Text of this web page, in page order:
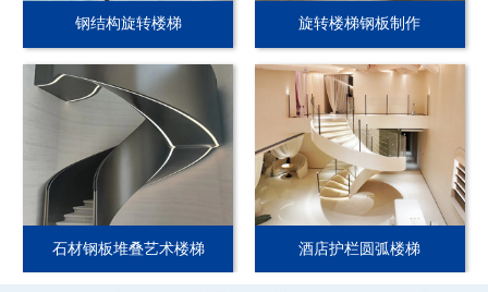
钢结构旋转楼梯 旋转楼梯钢板制作
石材钢板堆叠艺术楼梯 酒店护栏圆弧楼梯